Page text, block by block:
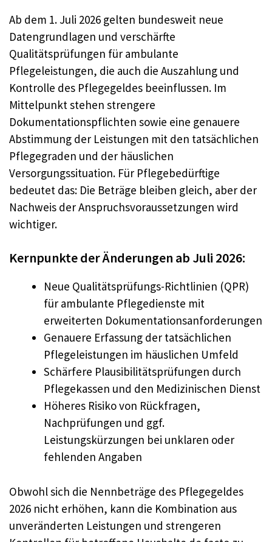
Ab dem 1. Juli 2026 gelten bundesweit neue
Datengrundlagen und verschärfte
Qualitätsprüfungen für ambulante
Pflegeleistungen, die auch die Auszahlung und
Kontrolle des Pflegegeldes beeinflussen. Im
Mittelpunkt stehen strengere
Dokumentationspflichten sowie eine genauere
Abstimmung der Leistungen mit den tatsächlichen
Pflegegraden und der häuslichen
Versorgungssituation. Für Pflegebedürftige
bedeutet das: Die Beträge bleiben gleich, aber der
Nachweis der Anspruchsvoraussetzungen wird
wichtiger.
Kernpunkte der Änderungen ab Juli 2026:
Neue Qualitätsprüfungs-Richtlinien (QPR)
für ambulante Pflegedienste mit
erweiterten Dokumentationsanforderungen
Genauere Erfassung der tatsächlichen
Pflegeleistungen im häuslichen Umfeld
Schärfere Plausibilitätsprüfungen durch
Pflegekassen und den Medizinischen Dienst
Höheres Risiko von Rückfragen,
Nachprüfungen und ggf.
Leistungskürzungen bei unklaren oder
fehlenden Angaben
Obwohl sich die Nennbeträge des Pflegegeldes
2026 nicht erhöhen, kann die Kombination aus
unveränderten Leistungen und strengeren